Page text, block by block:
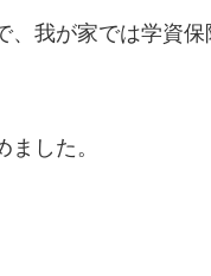
我が家では学資
した。